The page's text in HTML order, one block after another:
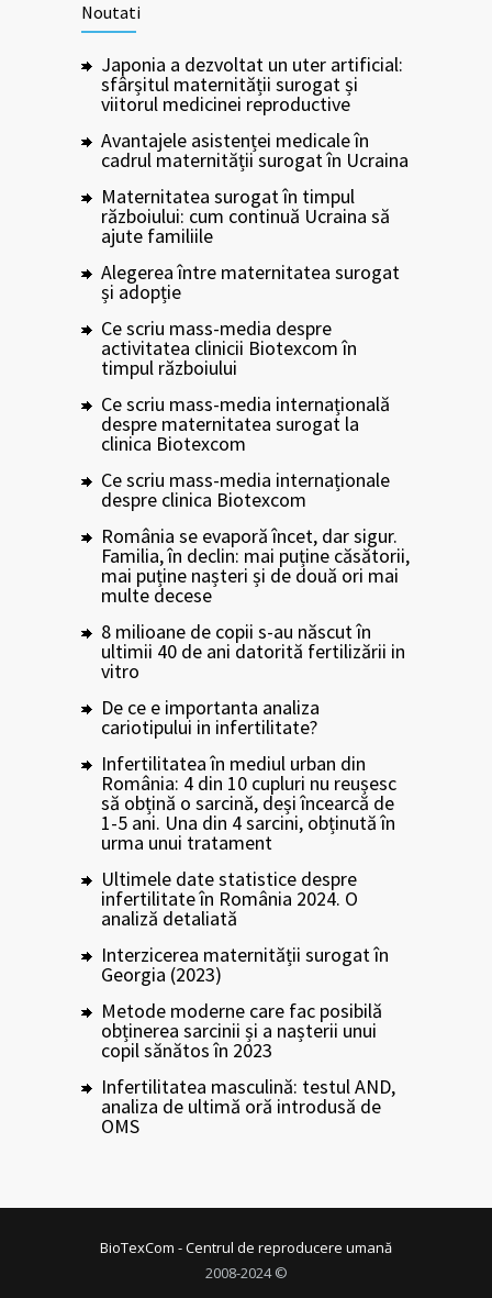
Noutati
Japonia a dezvoltat un uter artificial:
sfârșitul maternității surogat și
viitorul medicinei reproductive
Avantajele asistenței medicale în
cadrul maternității surogat în Ucraina
Maternitatea surogat în timpul
războiului: cum continuă Ucraina să
ajute familiile
Alegerea între maternitatea surogat
și adopție
Ce scriu mass-media despre
activitatea clinicii Biotexcom în
timpul războiului
Ce scriu mass-media internațională
despre maternitatea surogat la
clinica Biotexcom
Ce scriu mass-media internaționale
despre clinica Biotexcom
România se evaporă încet, dar sigur.
Familia, în declin: mai puține căsătorii,
mai puține nașteri și de două ori mai
multe decese
8 milioane de copii s-au născut în
ultimii 40 de ani datorită fertilizării in
vitro
De ce e importanta analiza
cariotipului in infertilitate?
Infertilitatea în mediul urban din
România: 4 din 10 cupluri nu reușesc
să obțină o sarcină, deși încearcă de
1-5 ani. Una din 4 sarcini, obținută în
urma unui tratament
Ultimele date statistice despre
infertilitate în România 2024. O
analiză detaliată
Interzicerea maternității surogat în
Georgia (2023)
Metode moderne care fac posibilă
obținerea sarcinii și a nașterii unui
copil sănătos în 2023
Infertilitatea masculină: testul AND,
analiza de ultimă oră introdusă de
OMS
2008-2024 ©
BioTexCom - Centrul de reproducere umană